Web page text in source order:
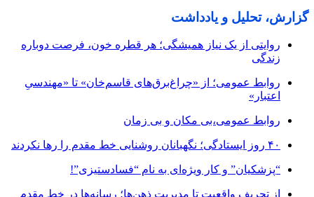
گزارش، تحلیل و یادداشت
روایتی از یک نیاز همیشگی؛ هر قطره خون، فرصت دوباره
زندگی
روابط عمومی؛ از «چراغ‌برق‌های قاسم‌خان» تا «مهندسیِ
اعتبار»
روابط عمومی،بی مکان و بی زمان
۴۰ روز ایستادگی؛ نگهبانان روشنایی خط مقدم را رها نکردند
“پزشکیان” و کار ویژه‌ای به نام “فسادستیزی”!
از تحریف واقعیت تا مدیریت ذهن‌ها؛ رسانه‌ها در خط مقدم